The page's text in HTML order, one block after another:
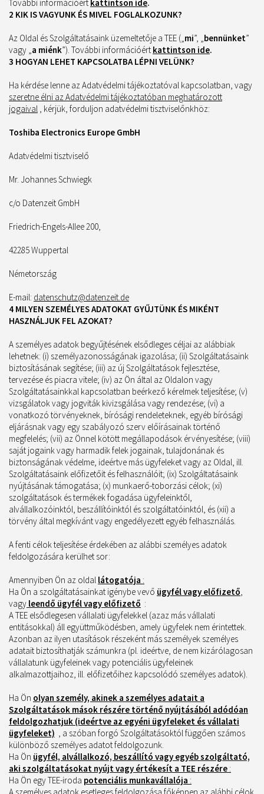
További információért kattintson ide.
2 KIK IS VAGYUNK ÉS MIVEL FOGLALKOZUNK?
Az Oldal és Szolgáltatásaink üzemeltetője a TEE („mi”, „bennünket”
vagy „a miénk”). További információért kattintson ide.
3 HOGYAN LEHET KAPCSOLATBA LÉPNI VELÜNK?
Ha kérdése lenne az Adatvédelmi tájékoztatóval kapcsolatban, vagy
szeretne élni az Adatvédelmi tájékoztatóban meghatározott
jogaival , kérjük, forduljon adatvédelmi tisztviselőnkhöz:
Toshiba Electronics Europe GmbH
Adatvédelmi tisztviselő
Mr. Johannes Schwiegk
c/o Datenzeit GmbH
Friedrich-Engels-Allee 200,
42285 Wuppertal
Németország
E-mail: datenschutz@datenzeit.de
4 MILYEN SZEMÉLYES ADATOKAT GYŰJTÜNK ÉS MIKÉNT
HASZNÁLJUK FEL AZOKAT?
A személyes adatok begyűjtésének elsődleges céljai az alábbiak
lehetnek: (i) személyazonosságának igazolása; (ii) Szolgáltatásaink
biztosításának segítése; (iii) az új Szolgáltatások fejlesztése,
tervezése és piacra vitele; (iv) az Ön által az Oldalon vagy
Szolgáltatásainkkal kapcsolatban beérkező kérelmek teljesítése; (v)
vizsgálatok vagy jogviták kivizsgálása vagy rendezése; (vi) a
vonatkozó törvényeknek, bírósági rendeleteknek, egyéb bírósági
eljárásnak vagy egy szabályozó szerv előírásainak történő
megfelelés; (vii) az Önnel kötött megállapodások érvényesítése; (viii)
saját jogaink vagy harmadik felek jogainak, tulajdonának és
biztonságának védelme, ideértve más ügyfeleket vagy az Oldal, ill.
Szolgáltatásaink előfizetőit és felhasználóit; (ix) Szolgáltatásaink
nyújtásának támogatása; (x) munkaerő-toborzási célok; (xi)
szolgáltatások és termékek fogadása ügyfeleinktől,
alvállalkozóinktól, beszállítóinktól és szolgáltatóinktól, és (xii) a
törvény által megkívánt vagy engedélyezett egyéb felhasználás.
A fenti célok teljesítése érdekében az alábbi személyes adatok
feldolgozására kerülhet sor:
Amennyiben Ön az oldal látogatója :
Ha Ön a szolgáltatásainkat igénybe vevő ügyfél vagy előfizető,
vagy leendő ügyfél vagy előfizető :
A TEE elsődlegesen vállalati ügyfelekkel (azaz más vállalati
entitásokkal) áll együttműködésben, amely ügyfelek nem érintettek.
Azonban az ilyen utasítások részeként más személyek személyes
adatait biztosíthatják számunkra (pl. ideértve, de nem kizárólagosan
vállalatunk ügyfeleinek vagy potenciális ügyfeleinek
alkalmazottjaihoz, ill. előfizetőihez kapcsolódó személyes adatok).
Ha Ön olyan személy, akinek a személyes adatait a
Szolgáltatások mások részére történő nyújtásából adódóan
feldolgozhatjuk (ideértve az egyéni ügyfeleket és vállalati
ügyfeleket) , a szóban forgó Szolgáltatásoktól függően számos
különböző személyes adatot feldolgozunk.
Ha Ön ügyfél, alvállalkozó, beszállító vagy egyéb szolgáltató,
aki szolgáltatásokat nyújt vagy értékesít a TEE részére :
Ha Ön egy TEE-iroda potenciális munkavállalója :